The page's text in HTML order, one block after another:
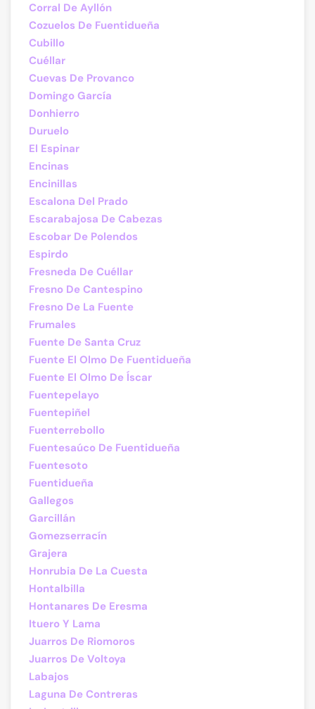
Corral De Ayllón
Cozuelos De Fuentidueña
Cubillo
Cuéllar
Cuevas De Provanco
Domingo García
Donhierro
Duruelo
El Espinar
Encinas
Encinillas
Escalona Del Prado
Escarabajosa De Cabezas
Escobar De Polendos
Espirdo
Fresneda De Cuéllar
Fresno De Cantespino
Fresno De La Fuente
Frumales
Fuente De Santa Cruz
Fuente El Olmo De Fuentidueña
Fuente El Olmo De Íscar
Fuentepelayo
Fuentepiñel
Fuenterrebollo
Fuentesaúco De Fuentidueña
Fuentesoto
Fuentidueña
Gallegos
Garcillán
Gomezserracín
Grajera
Honrubia De La Cuesta
Hontalbilla
Hontanares De Eresma
Ituero Y Lama
Juarros De Riomoros
Juarros De Voltoya
Labajos
Laguna De Contreras